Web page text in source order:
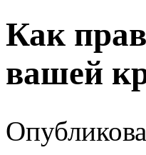
Как
вашей